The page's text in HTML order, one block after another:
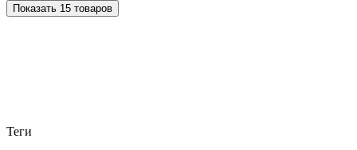
Показать 15 товаров
Теги